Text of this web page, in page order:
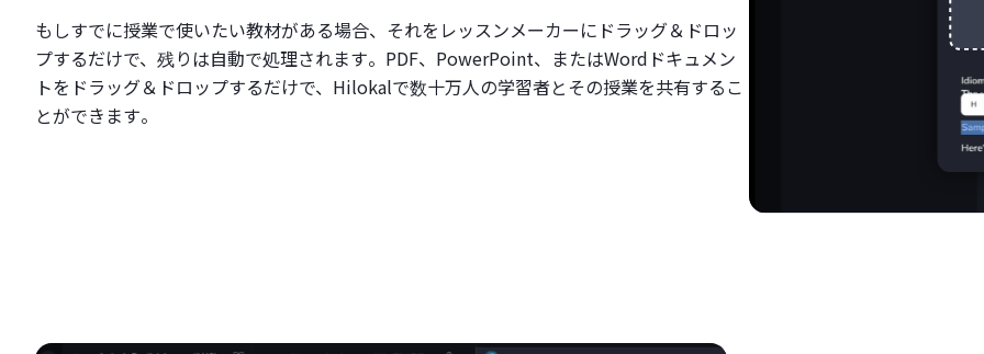
もしすでに授業で使いたい教材がある場合、それをレッスンメーカーにドラッグ＆ドロッ
プするだけで、残りは自動で処理されます。PDF、PowerPoint、またはWordドキュメン
トをドラッグ＆ドロップするだけで、Hilokalで数十万人の学習者とその授業を共有するこ
とができます。